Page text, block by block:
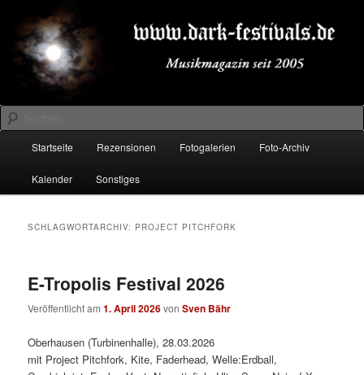
primären
Inhalt
springen
sekundären
Inhalt
springenDARK-FESTIVALS.DE
Suchen
Startseite Rezensionen Fotogalerien Foto-Archiv
Kalender Sonstiges
SCHLAGWORTARCHIV: PROJECT PITCHFORK
E-Tropolis Festival 2026
Veröffentlicht am1. April 2026vonSven Bähr
Oberhausen (Turbinenhalle), 28.03.2026
mit Project Pitchfork, Kite, Faderhead, Welle:Erdball,